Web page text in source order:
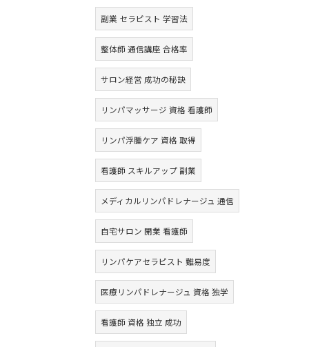
副業 セラピスト 学習法
整体師 通信講座 合格率
サロン経営 成功の秘訣
リンパマッサージ 資格 看護師
リンパ浮腫ケア 資格 取得
看護師 スキルアップ 副業
メディカルリンパドレナージュ 通信
自宅サロン 開業 看護師
リンパケアセラピスト 難易度
医療リンパドレナージュ 資格 独学
看護師 資格 独立 成功